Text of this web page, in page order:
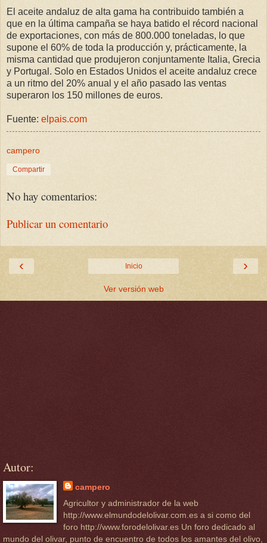
El aceite andaluz de alta gama ha contribuido también a
que en la última campaña se haya batido el récord nacional
de exportaciones, con más de 800.000 toneladas, lo que
supone el 60% de toda la producción y, prácticamente, la
misma cantidad que produjeron conjuntamente Italia, Grecia
y Portugal. Solo en Estados Unidos el aceite andaluz crece
a un ritmo del 20% anual y el año pasado las ventas
superaron los 150 millones de euros.
Fuente: elpais.com
campero
Compartir
No hay comentarios:
Publicar un comentario
‹ ›
Inicio
Ver versión web
Autor:
campero
Agricultor y administrador de la web
http://www.elmundodelolivar.com.es a si como del
foro http://www.forodelolivar.es Un foro dedicado al
mundo del olivar, punto de encuentro de todos los amantes del olivo,